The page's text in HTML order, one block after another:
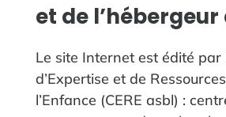
et de l’hébergeur
Le site Internet est édité par
d’Expertise et de
l’Enfance (CERE asbl) :